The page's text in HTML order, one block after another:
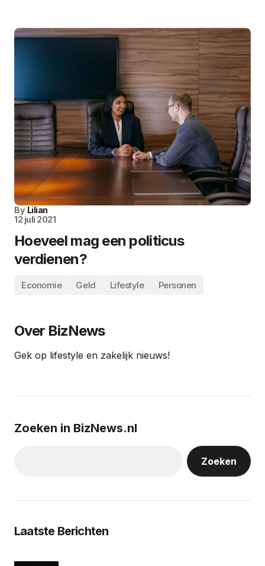
By Lilian
12 juli 2021
Hoeveel mag een politicus
verdienen?
Economie Geld Lifestyle Personen
Over BizNews
Gek op lifestyle en zakelijk nieuws!
Zoeken in BizNews.nl
Zoeken
Laatste Berichten